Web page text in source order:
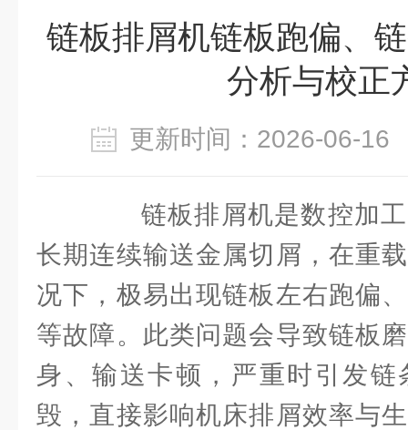
链板排屑机链板跑偏、
分析与校正
更新时间：2026-06-
链板排屑机是数控加工
长期连续输送金属切屑，在重
况下，极易出现链板左右跑偏
等故障。此类问题会导致链板
身、输送卡顿，严重时引发链
毁，直接影响机床排屑效率与